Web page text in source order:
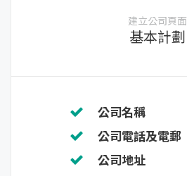
建立公司頁面
基本計劃
公司名稱
公司電話及電郵
公司地址